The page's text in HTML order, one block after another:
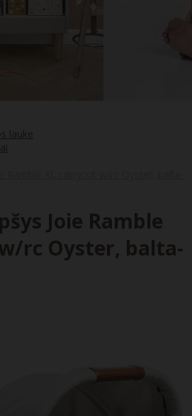
lauke
Joie Ramble
rc Oyster, balta-